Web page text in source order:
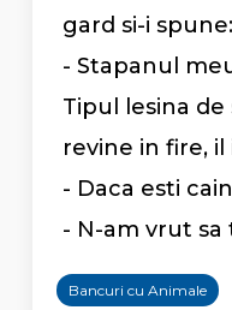
gard si-i spune:
- Stapanul
Tipul lesina de
revine in fire,
- Daca esti
- N-am vrut sa
Bancuri cu Animale